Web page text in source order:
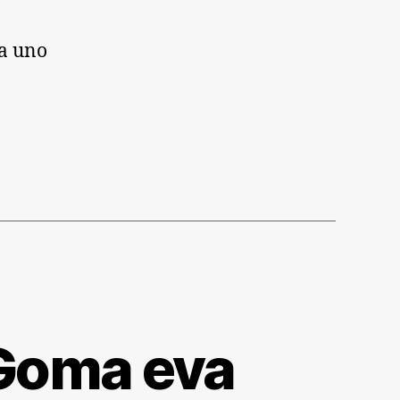
uno
eva